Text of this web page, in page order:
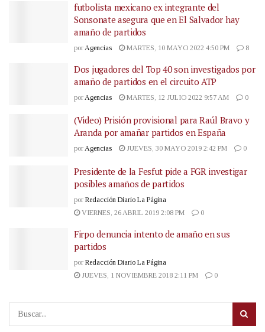
futbolista mexicano ex integrante del
Sonsonate asegura que en El Salvador hay
amaño de partidos
por Agencias MARTES, 10 MAYO 2022 4:50 PM 8
Dos jugadores del Top 40 son investigados por
amaño de partidos en el circuito ATP
por Agencias MARTES, 12 JULIO 2022 9:57 AM 0
(Video) Prisión provisional para Raúl Bravo y
Aranda por amañar partidos en España
porAgencias JUEVES, 30 MAYO 2019 2:42 PM 0
Presidente de la Fesfut pide a FGR investigar
posibles amaños de partidos
por Redacción Diario La Página
VIERNES, 26 ABRIL 2019 2:08 PM
0
Firpo denuncia intento de amaño en sus
partidos
por Redacción Diario La Página
JUEVES, 1 NOVIEMBRE 2018 2:11 PM
0